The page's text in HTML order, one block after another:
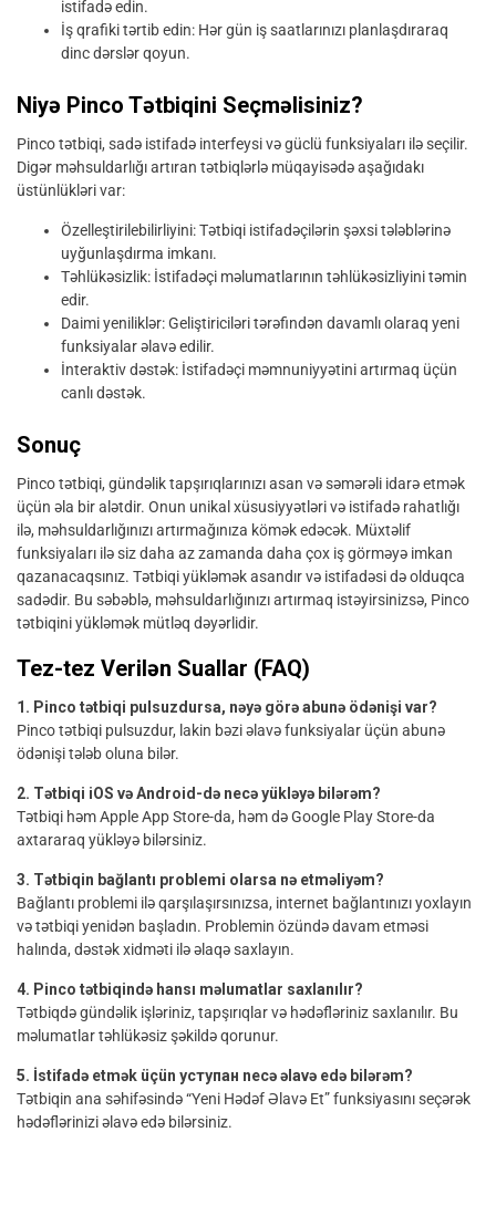
istifadə edin.
İş qrafiki tərtib edin: Hər gün iş saatlarınızı planlaşdıraraq
dinc dərslər qoyun.
Niyə Pinco Tətbiqini Seçməlisiniz?
Pinco tətbiqi, sadə istifadə interfeysi və güclü funksiyaları ilə seçilir.
Digər məhsuldarlığı artıran tətbiqlərlə müqayisədə aşağıdakı
üstünlükləri var:
Özelleştirilebilirliyini: Tətbiqi istifadəçilərin şəxsi tələblərinə
uyğunlaşdırma imkanı.
Təhlükəsizlik: İstifadəçi məlumatlarının təhlükəsizliyini təmin
edir.
Daimi yeniliklər: Geliştiriciləri tərəfindən davamlı olaraq yeni
funksiyalar əlavə edilir.
İnteraktiv dəstək: İstifadəçi məmnuniyyətini artırmaq üçün
canlı dəstək.
Sonuç
Pinco tətbiqi, gündəlik tapşırıqlarınızı asan və səmərəli idarə etmək
üçün əla bir alətdir. Onun unikal xüsusiyyətləri və istifadə rahatlığı
ilə, məhsuldarlığınızı artırmağınıza kömək edəcək. Müxtəlif
funksiyaları ilə siz daha az zamanda daha çox iş görməyə imkan
qazanacaqsınız. Tətbiqi yükləmək asandır və istifadəsi də olduqca
sadədir. Bu səbəblə, məhsuldarlığınızı artırmaq istəyirsinizsə, Pinco
tətbiqini yükləmək mütləq dəyərlidir.
Tez-tez Verilən Suallar (FAQ)
1. Pinco tətbiqi pulsuzdursa, nəyə görə abunə ödənişi var?
Pinco tətbiqi pulsuzdur, lakin bəzi əlavə funksiyalar üçün abunə
ödənişi tələb oluna bilər.
2. Tətbiqi iOS və Android-də necə yükləyə bilərəm?
Tətbiqi həm Apple App Store-da, həm də Google Play Store-da
axtararaq yükləyə bilərsiniz.
3. Tətbiqin bağlantı problemi olarsa nə etməliyəm?
Bağlantı problemi ilə qarşılaşırsınızsa, internet bağlantınızı yoxlayın
və tətbiqi yenidən başladın. Problemin özündə davam etməsi
halında, dəstək xidməti ilə əlaqə saxlayın.
4. Pinco tətbiqində hansı məlumatlar saxlanılır?
Tətbiqdə gündəlik işləriniz, tapşırıqlar və hədəfləriniz saxlanılır. Bu
məlumatlar təhlükəsiz şəkildə qorunur.
5. İstifadə etmək üçün уступан necə əlavə edə bilərəm?
Tətbiqin ana səhifəsində “Yeni Hədəf Əlavə Et” funksiyasını seçərək
hədəflərinizi əlavə edə bilərsiniz.